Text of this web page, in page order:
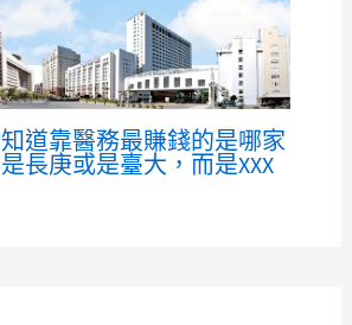
知道靠醫務最賺錢的是哪家
長庚或是臺大，而是XXX